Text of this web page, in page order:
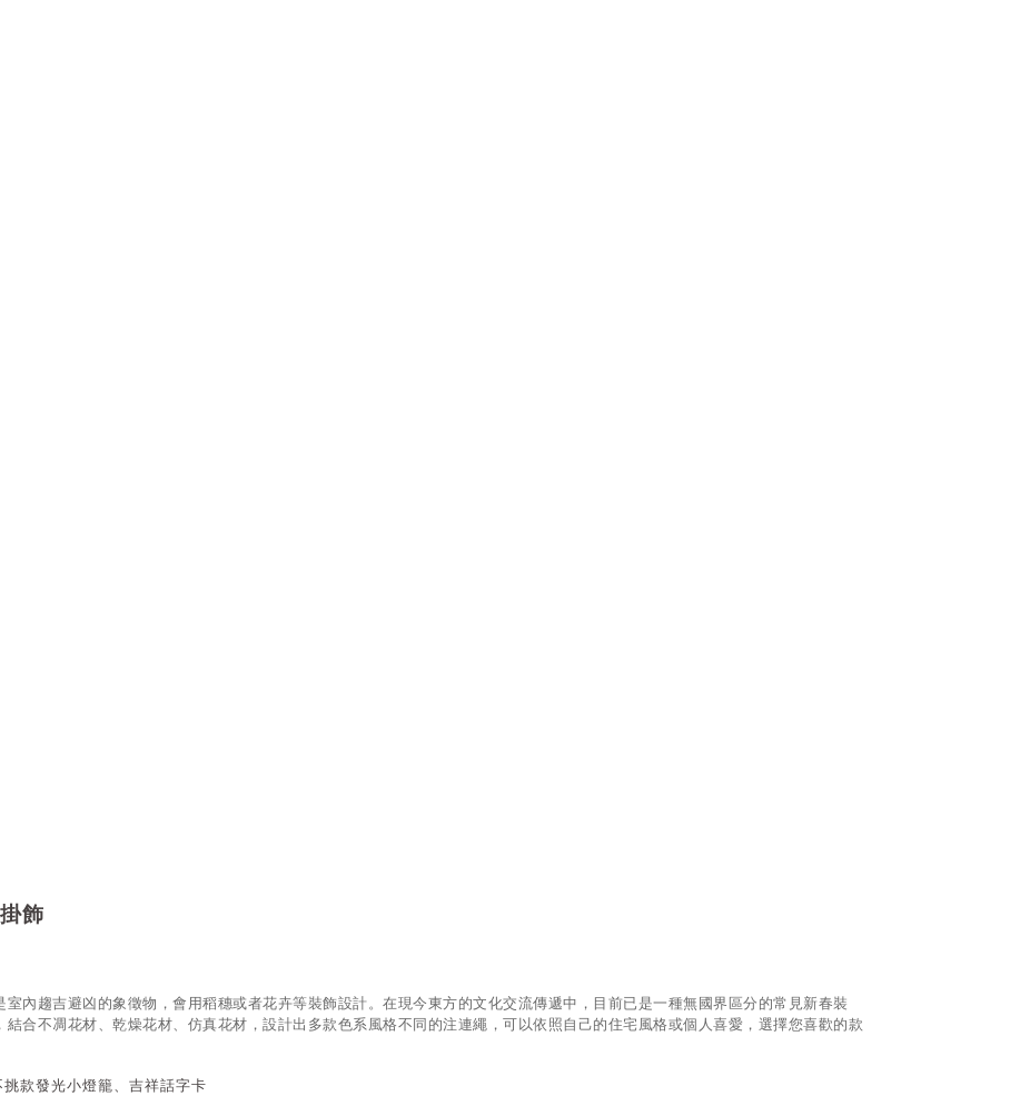
飾
內趨吉避凶的象徵物，會用稻穗或者花卉等裝飾設計。 在現今東方的文化交流傳遞中，目前已是一種無國界區分的常見新春裝
合不凋花材、乾燥花材、仿真花材，設計出多款色系風格不同的注連繩，可以依照自己的住宅風格或個人喜愛，選擇您喜歡的款
挑款發光小燈籠、吉祥話字卡